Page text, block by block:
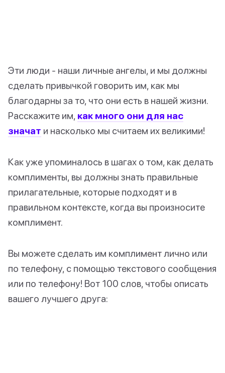
Эти люди - наши личные ангелы, и мы должны
сделать привычкой говорить им, как мы
благодарны за то, что они есть в нашей жизни.
Расскажите им, как много они для нас
значат и насколько мы считаем их великими!
Как уже упоминалось в шагах о том, как делать
комплименты, вы должны знать правильные
прилагательные, которые подходят и в
правильном контексте, когда вы произносите
комплимент.
Вы можете сделать им комплимент лично или
по телефону, с помощью текстового сообщения
или по телефону! Вот 100 слов, чтобы описать
вашего лучшего друга: